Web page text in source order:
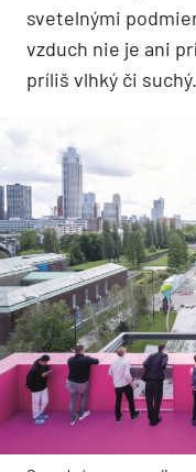
svetelnými
vzduch nie je ani
príliš vlhký či suchý.